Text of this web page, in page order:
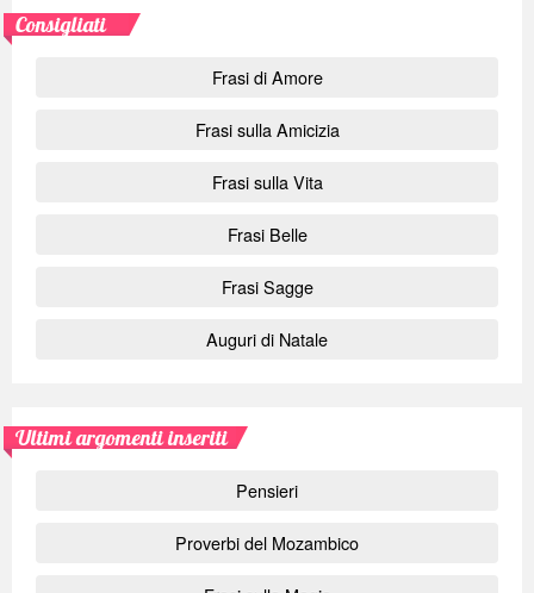
Consigliati
Frasi di Amore
Frasi sulla Amicizia
Frasi sulla Vita
Frasi Belle
Frasi Sagge
Auguri di Natale
Ultimi argomenti inseriti
Pensieri
Proverbi del Mozambico